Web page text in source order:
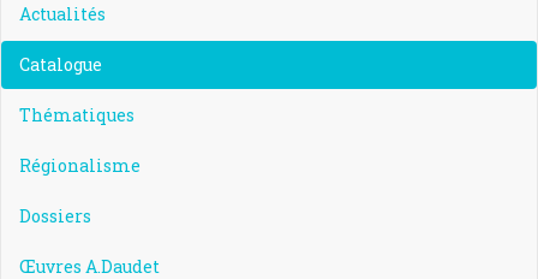
Actualités
Catalogue
Thématiques
Régionalisme
Dossiers
Œuvres A.Daudet